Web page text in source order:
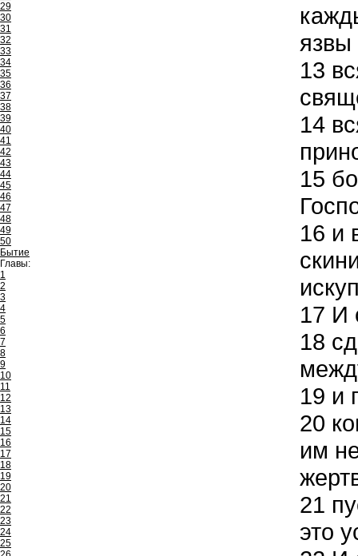
29
30
31
32
33
34
35
36
37
38
39
40
41
42
43
44
45
46
47
48
49
50
Бытие
Главы:
1
2
3
4
5
6
7
8
9
10
11
12
13
14
15
16
17
18
19
20
21
22
23
24
25
язвы
13
14
15
16 и
17 И
18
19 и
20
им
21
это